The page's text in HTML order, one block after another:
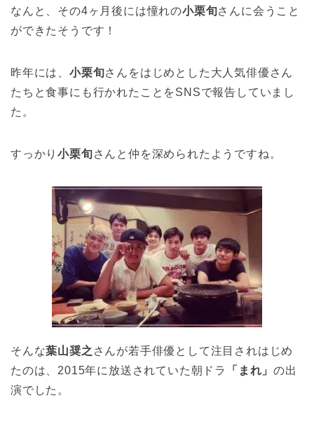
なんと、その4ヶ月後には憧れの小栗旬さんに会うこと
ができたそうです！
昨年には、 小栗旬さんをはじめとした大人気俳優さん
たちと食事にも行かれたことをSNSで報告していまし
た。
すっかり小栗旬さんと仲を深められたようですね。
そんな葉山奨之 さんが若手俳優として注目されはじめ
たのは、2015年に放送されていた朝ドラ
「まれ」の出
演でした。